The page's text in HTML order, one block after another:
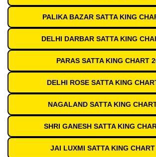
PALIKA BAZAR SATTA KING
DELHI DARBAR SATTA KING
PARAS SATTA KING CHART
DELHI ROSE SATTA KING
NAGALAND SATTA KING
SHRI GANESH SATTA KING
JAI LUXMI SATTA KING